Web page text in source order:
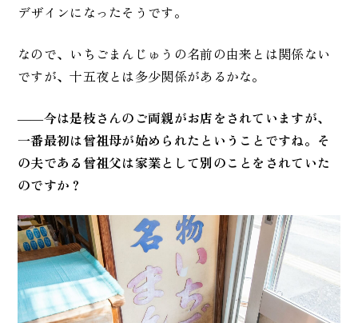
デザインになったそうです。
なので、いちごまんじゅうの名前の由来とは関係ない
ですが、十五夜とは多少関係があるかな。
――今は是枝さんのご両親がお店をされていますが、
一番最初は曾祖母が始められたということですね。そ
の夫である曾祖父は家業として別のことをされていた
のですか？